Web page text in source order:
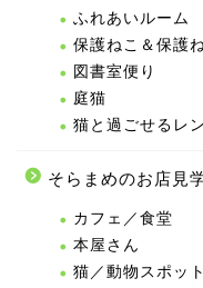
ふれあいルーム
保護ねこ＆保護
図書室便り
庭猫
猫と過ごせるレ
そらまめのお店見
カフェ／食堂
本屋さん
猫／動物スポット